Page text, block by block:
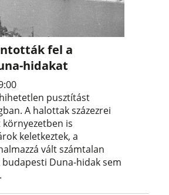
fel a
hidakat
pusztítást
A halottak százezrei
is
keletkeztek, a
vált számtalan
Duna-hidak sem